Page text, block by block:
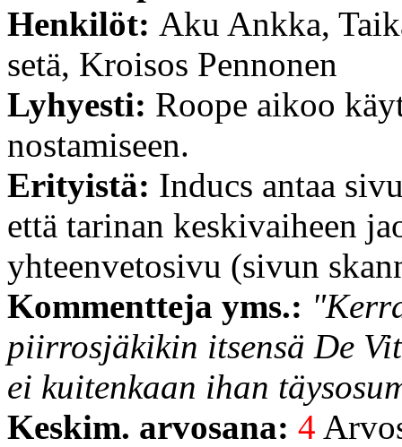
Henkilöt: Aku Ankka,
setä, Kroisos Pennonen
Lyhyesti: Roope aikoo
nostamiseen.
Erityistä: Inducs antaa
että tarinan keskivaiheen
yhteenvetosivu (sivun
Kommentteja yms.:
piirrosjäkikin itsensä De
ei kuitenkaan ihan
Keskim. arvosana: 4